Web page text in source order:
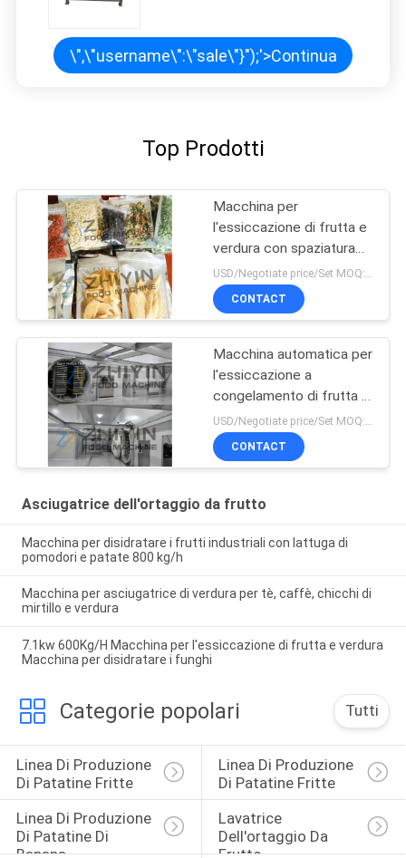
\",\"username\":\"sale\"}");'>Continua
Top Prodotti
Macchina per
l'essiccazione di frutta e
verdura con spaziatura
tra scaffali da 70 mm
100 kg/ lotto 3kw
USD/Negotiate price/Set MOQ:1 set
CONTACT
Macchina automatica per
l'essiccazione a
congelamento di frutta a
basso rumore
CONTACT
Asciugatrice dell'ortaggio da frutto
Macchina per disidratare i frutti industriali con lattuga di
pomodori e patate 800 kg/h
Macchina per asciugatrice di verdura per tè, caffè, chicchi di
mirtillo e verdura
7.1kw 600Kg/H Macchina per l'essiccazione di frutta e verdura
Macchina per disidratare i funghi
Categorie popolari Tutti
Linea Di Produzione
Di Patatine Fritte
Linea Di Produzione
Di Patatine Fritte
Linea Di Produzione
Di Patatine Di
Lavatrice
Dell'ortaggio Da